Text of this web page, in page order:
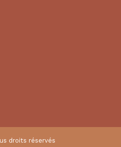
droits réservés